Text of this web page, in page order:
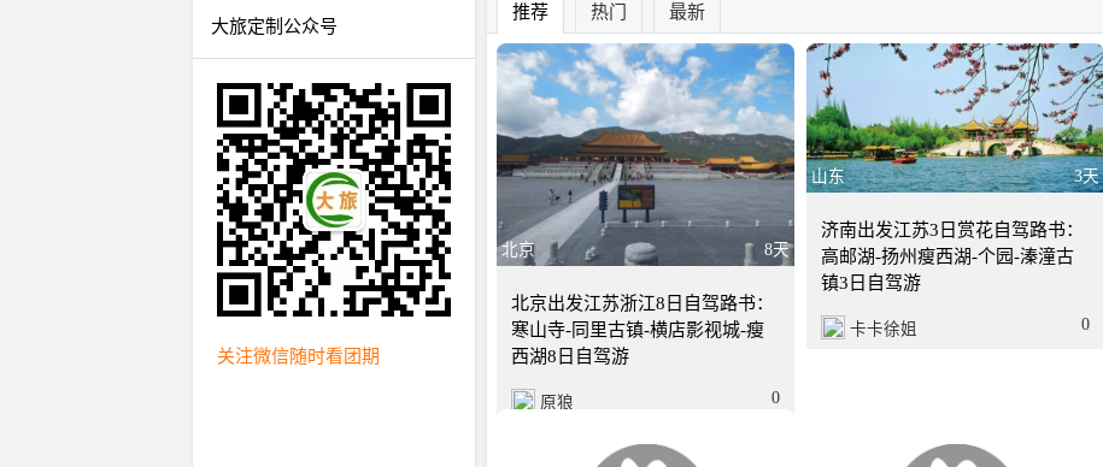
大旅定制公众号
关注微信随时看团期
推荐 热门 最新
8天
北京
北京出发江苏浙江8日自驾路书：
寒山寺-同里古镇-横店影视城-瘦
西湖8日自驾游
原狼 0
3天
山东
济南出发江苏3日赏花自驾路书：
高邮湖-扬州瘦西湖-个园-溱潼古
镇3日自驾游
卡卡徐姐 0